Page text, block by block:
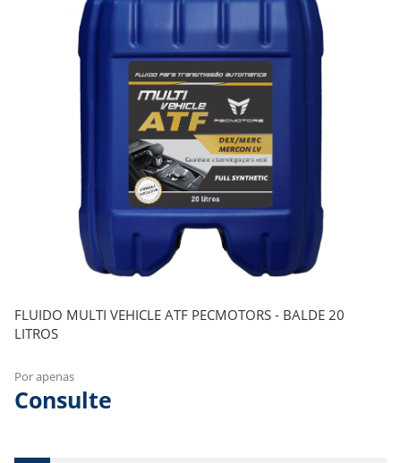
FLUIDO MULTI VEHICLE ATF PECMOTORS - BALDE 20
LITROS
Por apenas
Consulte